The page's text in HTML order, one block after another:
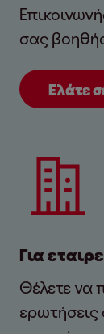
σας
Ελάτε
Για
Θέλετε να
ερωτήσεις